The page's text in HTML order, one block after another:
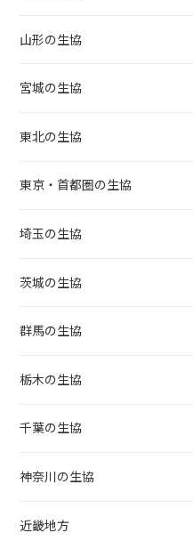
山形の生協
宮城の生協
東北の生協
東京・首都圏の生協
埼玉の生協
茨城の生協
群馬の生協
栃木の生協
千葉の生協
神奈川の生協
近畿地方